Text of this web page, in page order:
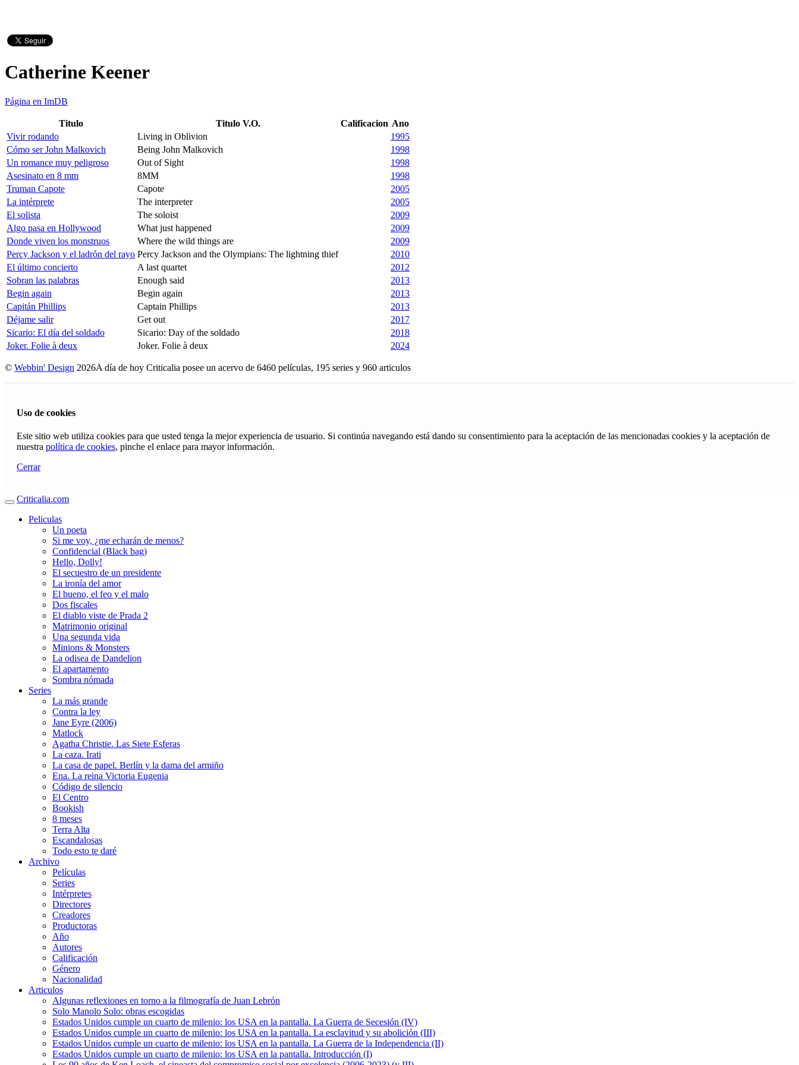
Catherine Keener
Página en ImDB
Titulo Titulo V.O. Calificacion Ano
Vivir rodando
Living in Oblivion
1995
Cómo ser John Malkovich
Being John Malkovich
1998
Un romance muy peligroso
Out of Sight
1998
Asesinato en 8 mm
8MM
1998
Truman Capote
Capote
2005
La intérprete
The interpreter
2005
El solista
The soloist
2009
Algo pasa en Hollywood
What just happened
2009
Donde viven los monstruos
Where the wild things are
2009
Percy Jackson y el ladrón del rayo Percy Jackson and the Olympians: The lightning thief
2010
El último concierto
A last quartet
2012
Sobran las palabras
Enough said
2013
Begin again
Begin again
2013
Capitán Phillips
Captain Phillips
2013
Déjame salir
Get out
2017
Sicario: El día del soldado
Sicario: Day of the soldado
2018
Joker. Folie à deux
Joker. Folie à deux 2024
© Webbin' Design 2026A día de hoy Criticalia posee un acervo de 6460 películas, 195 series y 960 articulos
Uso de cookies
Este sitio web utiliza cookies para que usted tenga la mejor experiencia de usuario. Si continúa navegando está dando su consentimiento para la aceptación de las mencionadas cookies y la aceptación de
nuestra política de cookies, pinche el enlace para mayor información.
Cerrar
Criticalia.com
Peliculas
Un poeta
Si me voy, ¿me echarán de menos?
Confidencial (Black bag)
Hello, Dolly!
El secuestro de un presidente
La ironía del amor
El bueno, el feo y el malo
Dos fiscales
El diablo viste de Prada 2
Matrimonio original
Una segunda vida
Minions & Monsters
La odisea de Dandelion
El apartamento
Sombra nómada
Series
La más grande
Contra la ley
Jane Eyre (2006)
Matlock
Agatha Christie. Las Siete Esferas
La caza. Irati
La casa de papel. Berlín y la dama del armiño
Ena. La reina Victoria Eugenia
Código de silencio
El Centro
Bookish
8 meses
Terra Alta
Escandalosas
Todo esto te daré
Archivo
Películas
Series
Intérpretes
Directores
Creadores
Productoras
Año
Autores
Calificación
Género
Nacionalidad
Articulos
Algunas reflexiones en torno a la filmografía de Juan Lebrón
Solo Manolo Solo: obras escogidas
Estados Unidos cumple un cuarto de milenio: los USA en la pantalla. La Guerra de Secesión (IV)
Estados Unidos cumple un cuarto de milenio: los USA en la pantalla. La esclavitud y su abolición (III)
Estados Unidos cumple un cuarto de milenio: los USA en la pantalla. La Guerra de la Independencia (II)
Estados Unidos cumple un cuarto de milenio: los USA en la pantalla. Introducción (I)